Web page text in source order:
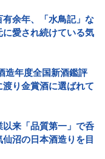
余年、「水鳥記」な
愛され続けている気
造年度全国新酒鑑評
り金賞酒に選ばれて
来「品質第一」で呑
沼の日本酒造りを目